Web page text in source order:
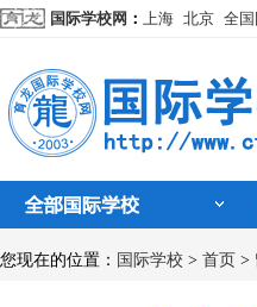
国际学校网 ： 上海 北京 全
您现在的位置： 国际学校 > 首页 >